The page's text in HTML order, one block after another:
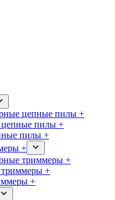
цепные пилы +
цепные пилы +
пилы +
+
триммеры +
+
+